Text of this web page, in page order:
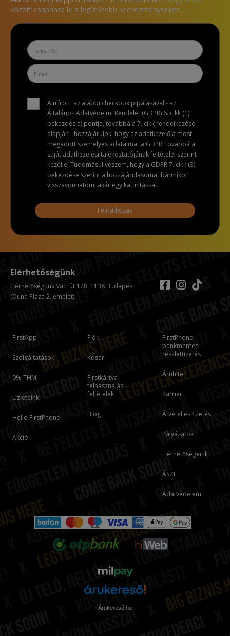
között csaphass le a legütősebb kedvezményeinkre.
Alulírott, az alábbi checkbox pipálásával - az
Általános Adatvédelmi Rendelet (GDPR) 6. cikk (1)
bekezdés a) pontja, továbbá a 7. cikk rendelkezése
alapján - hozzájárulok, hogy az adatkezelő a most
megadott személyes adataimat a GDPR, továbbá a
saját adatkezelési tájékoztatójának feltételei szerint
kezelje. Tudomásul veszem, hogy a GDPR 7. cikk (3)
bekezdése szerint a hozzájárulásomat bármikor
visszavonhatom, akár egy kattintással.
Feliratkozás
FirstApp
Szolgáltatások
0% THM
Üzleteink
Hello FirstPhone
Akció
Fiók
Kosár
Firstkártya
felhasználási
feltételek
Blog
FirstPhone
bankmentes
részletfizetés
Áruhitel
Karrier
Átvétel és fizetés
Pályázatok
Elérhetőségeink
ÁSZF
Adatvédelem
Elérhetőségünk
Elérhetőségünk Váci út 178. 1138 Budapest
(Duna Plaza 2. emelet)
Árukereső.hu